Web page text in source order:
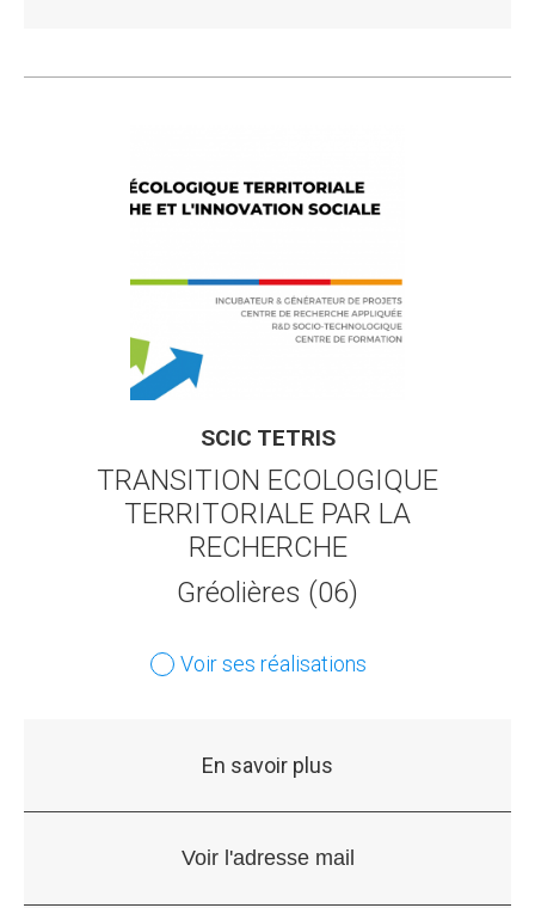
SCIC TETRIS
TRANSITION ECOLOGIQUE
TERRITORIALE PAR LA
RECHERCHE
Gréolières (06)
Voir ses réalisations
En savoir plus